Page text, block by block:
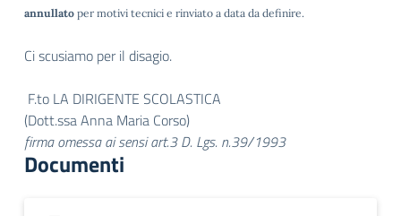
annullato per motivi tecnici e rinviato a data da definire.
Ci scusiamo per il disagio.
F.to LA DIRIGENTE SCOLASTICA
(Dott.ssa Anna Maria Corso)
firma omessa ai sensi art.3 D. Lgs. n.39/1993
Documenti